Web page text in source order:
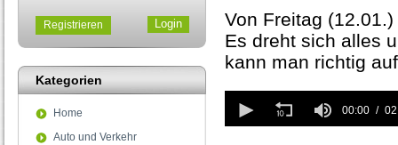
Registrieren
Kategorien
Home
Auto und Verkehr
Von Freitag
Es dreht sich alles
kann man richtig
seconds
of
00:00